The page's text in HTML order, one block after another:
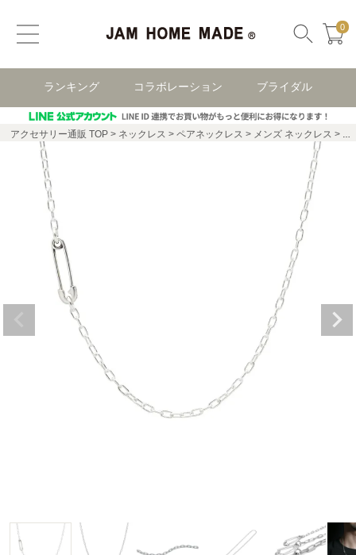
0
ランキング コラボレーション ブライダル
アクセサリー通販 TOP ネックレス ペアネックレス メンズ ネックレス 安